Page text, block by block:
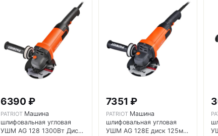
6390 ₽
PATRIOT Машина
шлифовальная угловая
УШМ AG 128 1300Вт Диск
7351 ₽
PATRIOT Машина
шлифовальная угловая
УШМ AG 128E диск 125мм